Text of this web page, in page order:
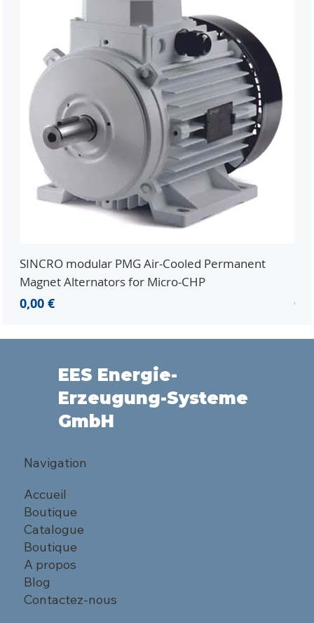
SINCRO modular PMG Air-Cooled Permanent
Magnet Alternators for Micro-CHP
Prix
0,00 €
EES Energie-
Erzeugung-Systeme
GmbH
Navigation
Accueil
Boutique
Catalogue
Boutique
A propos
Blog
Contactez-nous